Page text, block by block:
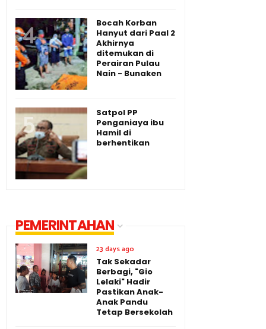
Bocah Korban
Hanyut dari Paal 2
Akhirnya
ditemukan di
Perairan Pulau
Nain - Bunaken
Satpol PP
Penganiaya ibu
Hamil di
berhentikan
PEMERINTAHAN
23 days ago
Tak Sekadar
Berbagi, "Gio
Lelaki" Hadir
Pastikan Anak-
Anak Pandu
Tetap Bersekolah